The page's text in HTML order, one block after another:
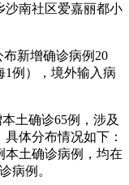
沙南社区爱嘉丽都小
新增确诊病例20
1例），境外输入病
土确诊65例，涉及
体分布情况如下：
本土确诊病例，均在
病例。